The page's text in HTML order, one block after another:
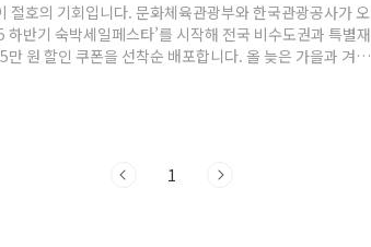
절호의 기회입니다. 문화체육관광부와 한국관광공사가 오
반기 숙박세일페스타’를 시작해 전국 비수도권과 특별재
원 할인 쿠폰을 선착순 배포합니다. 올 늦은 가을과 겨울,
📅 숙박세일페스타 오픈 일정 안내티저 오픈 2025년 8
1